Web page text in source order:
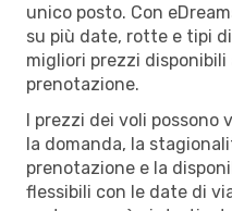
unico posto. Con
su più date, rotte e tipi
migliori prezzi disponibili
prenotazione.
I prezzi dei voli possono
la domanda, la
prenotazione e la
flessibili con le date di